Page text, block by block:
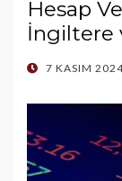
Hesap
İngiltere
POSTED
7 KASIM